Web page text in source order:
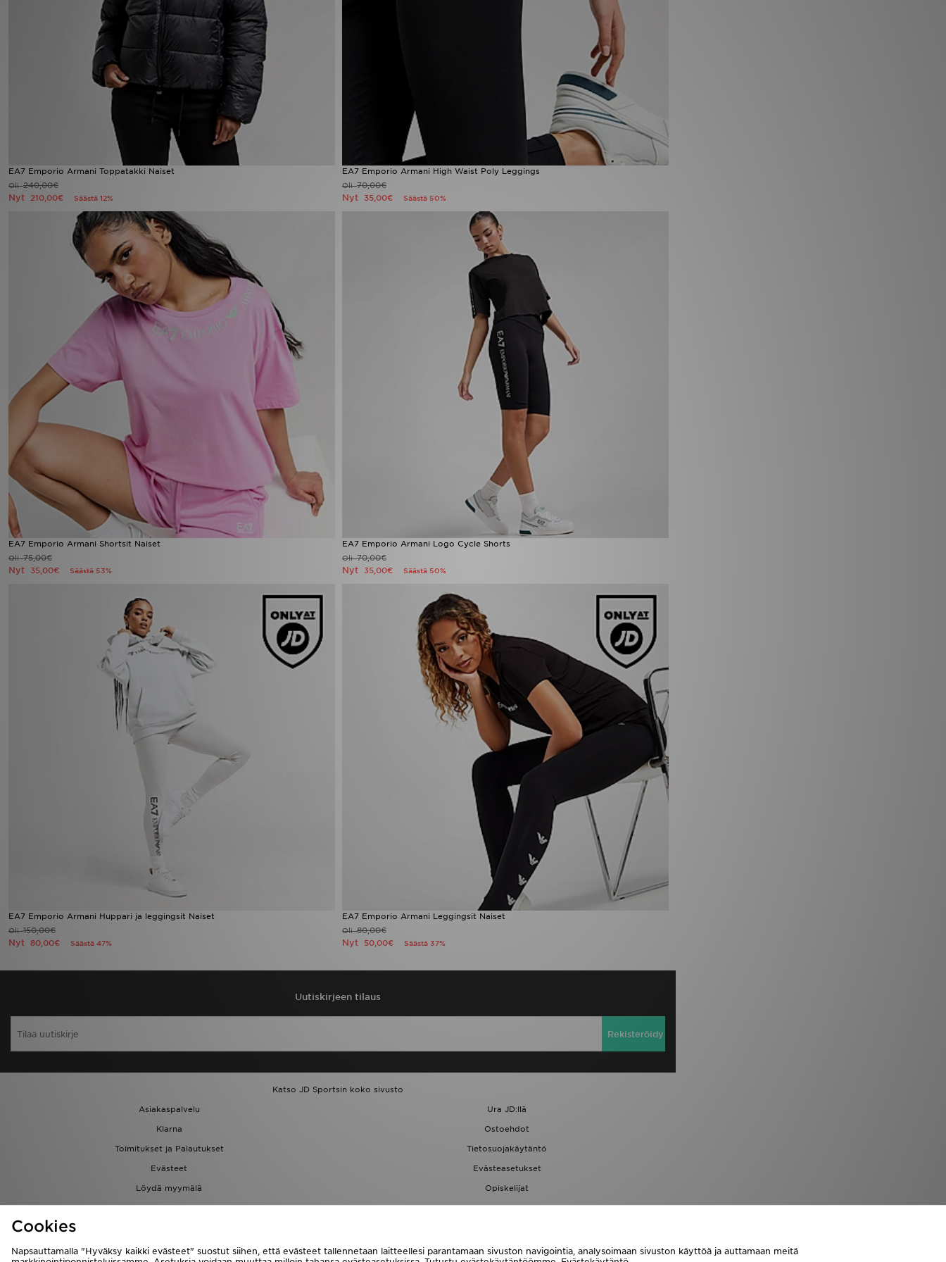
EA7 Emporio Armani Toppatakki Naiset
Oli240,00€
Nyt 210,00€ Säästä 12%
EA7 Emporio Armani High Waist Poly Leggings
Oli70,00€
Nyt 35,00€ Säästä 50%
EA7 Emporio Armani Shortsit Naiset
Oli75,00€
Nyt 35,00€ Säästä 53%
EA7 Emporio Armani Logo Cycle Shorts
Oli70,00€
Nyt 35,00€ Säästä 50%
EA7 Emporio Armani Huppari ja leggingsit Naiset
Oli150,00€
Nyt 80,00€ Säästä 47%
EA7 Emporio Armani Leggingsit Naiset
Oli80,00€
Nyt 50,00€ Säästä 37%
Uutiskirjeen tilaus
Rekisteröidy
Katso JD Sportsin koko sivusto
Asiakaspalvelu
Ura JD:llä
Klarna
Ostoehdot
Toimitukset ja Palautukset
Tietosuojakäytäntö
Evästeet
Evästeasetukset
Löydä myymälä
Opiskelijat
Kumppanuusohjelma
JD Blog
Asiakaspalvelu ja tietoa
Cookies
Napsauttamalla "Hyväksy kaikki evästeet" suostut siihen, että evästeet tallennetaan laitteellesi parantamaan sivuston navigointia, analysoimaan sivuston käyttöä ja auttamaan meitä